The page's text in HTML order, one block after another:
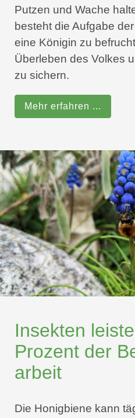
Putzen und Wache
besteht die Aufgabe
eine Königin zu
Überleben des Volkes
zu sichern.
Mehr erfahren ...
Insekten
Prozent der
arbeit
Die Honigbiene kann